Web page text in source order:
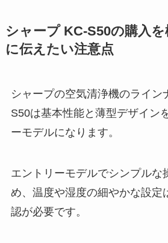
シャープ KC-S50の購入
に伝えたい注意点
シャープの空気清浄機のライン
S50は基本性能と薄型デザイン
ーモデルになります。
エントリーモデルでシンプルな
め、温度や湿度の細やかな設定
認が必要です。